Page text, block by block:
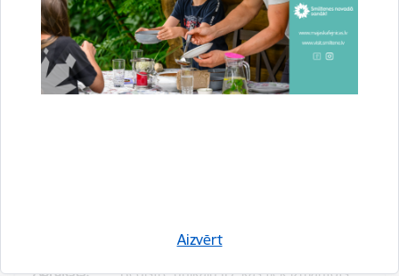
Aizvērt
Izmanto Google Analytics, lai samazinātu
pieprasījuma līmeni.
1 minūte
pakalpojumus)